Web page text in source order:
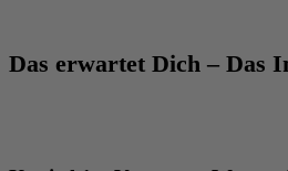
Das erwartet Dich – Das